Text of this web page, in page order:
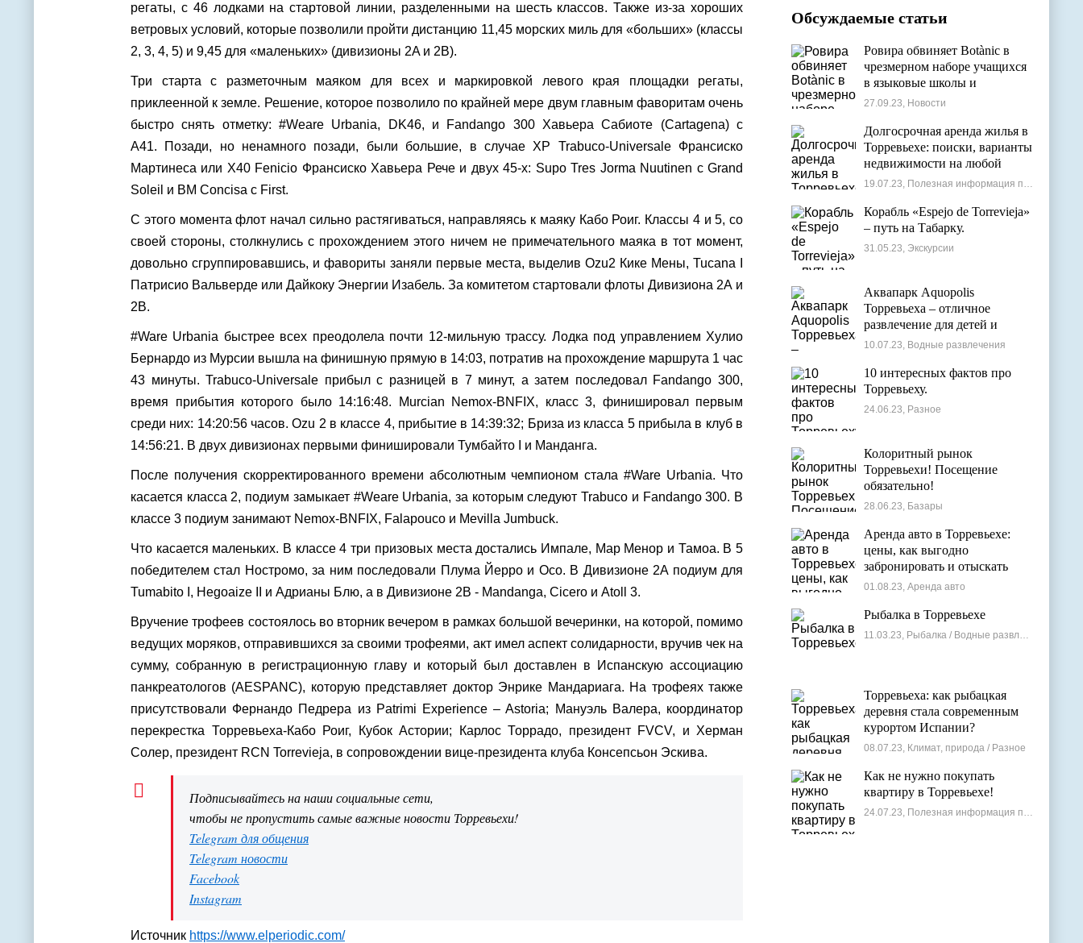
регаты, с 46 лодками на стартовой линии, разделенными на шесть классов. Также из-за хороших
ветровых условий, которые позволили пройти дистанцию ​​11,45 морских миль для «больших» (классы
2, 3, 4, 5) и 9,45 для «маленьких» (дивизионы 2A и 2B).
Три старта с разметочным маяком для всех и маркировкой левого края площадки регаты,
приклеенной к земле. Решение, которое позволило по крайней мере двум главным фаворитам очень
быстро снять отметку: #Weare Urbania, DK46, и Fandango 300 Хавьера Сабиоте (Cartagena) с
A41. Позади, но ненамного позади, были большие, в случае XP Trabuco-Universale Франсиско
Мартинеса или X40 Fenicio Франсиско Хавьера Рече и двух 45-х: Supo Tres Jorma Nuutinen с Grand
Soleil и BM Concisa с First.
С этого момента флот начал сильно растягиваться, направляясь к маяку Кабо Роиг. Классы 4 и 5, со
своей стороны, столкнулись с прохождением этого ничем не примечательного маяка в тот момент,
довольно сгруппировавшись, и фавориты заняли первые места, выделив Ozu2 Кике Мены, Tucana I
Патрисио Вальверде или Дайкоку Энергии Изабель. За комитетом стартовали флоты Дивизиона 2А и
2В.
#Ware Urbania быстрее всех преодолела почти 12-мильную трассу. Лодка под управлением Хулио
Бернардо из Мурсии вышла на финишную прямую в 14:03, потратив на прохождение маршрута 1 час
43 минуты. Trabuco-Universale прибыл с разницей в 7 минут, а затем последовал Fandango 300,
время прибытия которого было 14:16:48. Murcian Nemox-BNFIX, класс 3, финишировал первым
среди них: 14:20:56 часов. Ozu 2 в классе 4, прибытие в 14:39:32; Бриза из класса 5 прибыла в клуб в
14:56:21. В двух дивизионах первыми финишировали Тумбайто I и Манданга.
После получения скорректированного времени абсолютным чемпионом стала #Ware Urbania. Что
касается класса 2, подиум замыкает #Weare Urbania, за которым следуют Trabuco и Fandango 300. В
классе 3 подиум занимают Nemox-BNFIX, Falapouco и Mevilla Jumbuck.
Что касается маленьких. В классе 4 три призовых места достались Импале, Мар Менор и Тамоа. В 5
победителем стал Ностромо, за ним последовали Плума Йерро и Осо. В Дивизионе 2A подиум для
Tumabito I, Hegoaize II и Адрианы Блю, а в Дивизионе 2B - Mandanga, Cicero и Atoll 3.
Вручение трофеев состоялось во вторник вечером в рамках большой вечеринки, на которой, помимо
ведущих моряков, отправившихся за своими трофеями, акт имел аспект солидарности, вручив чек на
сумму, собранную в регистрационную главу и который был доставлен в Испанскую ассоциацию
панкреатологов (AESPANC), которую представляет доктор Энрике Мандариага. На трофеях также
присутствовали Фернандо Педрера из Patrimi Experience – Astoria; Мануэль Валера, координатор
перекрестка Торревьеха-Кабо Роиг, Кубок Астории; Карлос Торрадо, президент FVCV, и Херман
Солер, президент RCN Torrevieja, в сопровождении вице-президента клуба Консепсьон Эскива.
Подписывайтесь на наши социальные сети,
чтобы не пропустить самые важные новости Торревьехи!
Telegram для общения
Telegram новости
Facebook
Instagram
Источник https://www.elperiodic.com/
Обсуждаемые статьи
Ровира обвиняет Botànic в
чрезмерном наборе учащихся
в языковые школы и
проблемах с ассигнованиями
27.09.23, Новости
Долгосрочная аренда жилья в
Торревьехе: поиски, варианты
недвижимости на любой
бюджет
19.07.23, Полезная информация по недвижимости
Корабль «Espejo de Torrevieja»
– путь на Табарку.
31.05.23, Экскурсии
Аквапарк Aquopolis
Торревьеха – отличное
развлечение для детей и
взрослых
10.07.23, Водные развлечения
10 интересных фактов про
Торревьеху.
24.06.23, Разное
Колоритный рынок
Торревьехи! Посещение
обязательно!
28.06.23, Базары
Аренда авто в Торревьехе:
цены, как выгодно
забронировать и отыскать
лучшие варианты
01.08.23, Аренда авто
Рыбалка в Торревьехе
11.03.23, Рыбалка / Водные развлечения
Торревьеха: как рыбацкая
деревня стала современным
курортом Испании?
08.07.23, Климат, природа / Разное
Как не нужно покупать
квартиру в Торревьехе!
24.07.23, Полезная информация по недвижимости